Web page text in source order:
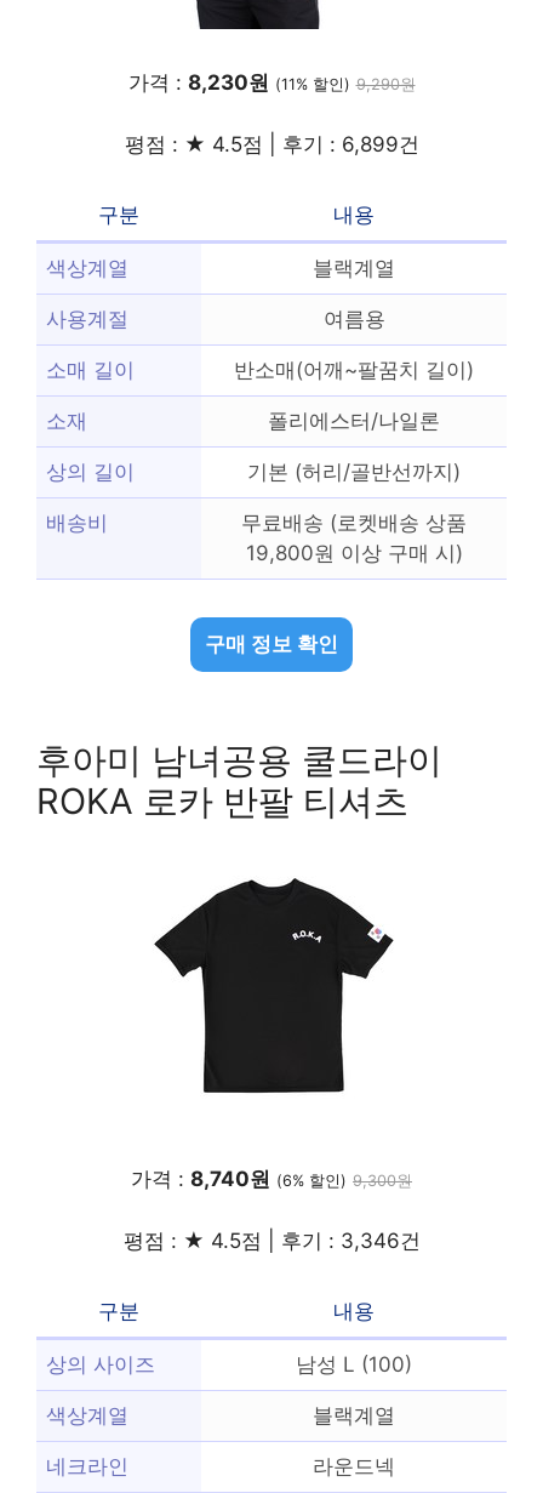
가격 : 8,230원 (11% 할인) 9,290원
평점 : ★ 4.5점 | 후기 : 6,899건
구분 내용
색상계열 블랙계열
사용계절 여름용
소매 길이 반소매(어깨~팔꿈치 길이)
소재 폴리에스터/나일론
상의 길이 기본 (허리/골반선까지)
배송비
무료배송 (로켓배송 상품
19,800원 이상 구매 시)
구매 정보 확인
후아미 남녀공용 쿨드라이
ROKA 로카 반팔 티셔츠
가격 : 8,740원 (6% 할인) 9,300원
평점 : ★ 4.5점 | 후기 : 3,346건
구분 내용
상의 사이즈 남성 L (100)
색상계열 블랙계열
네크라인 라운드넥